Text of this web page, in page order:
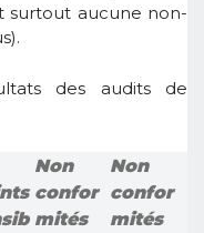
surtout aucune non-
des audits de
Non
confor
mités
Non
confor
mités